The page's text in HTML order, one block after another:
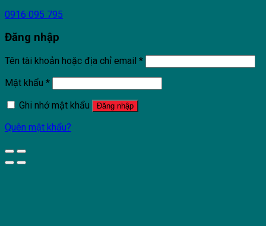
0916 095 795
Đăng nhập
Tên tài khoản hoặc địa chỉ email *
Mật khẩu *
Ghi nhớ mật khẩu
Đăng nhập
Quên mật khẩu?